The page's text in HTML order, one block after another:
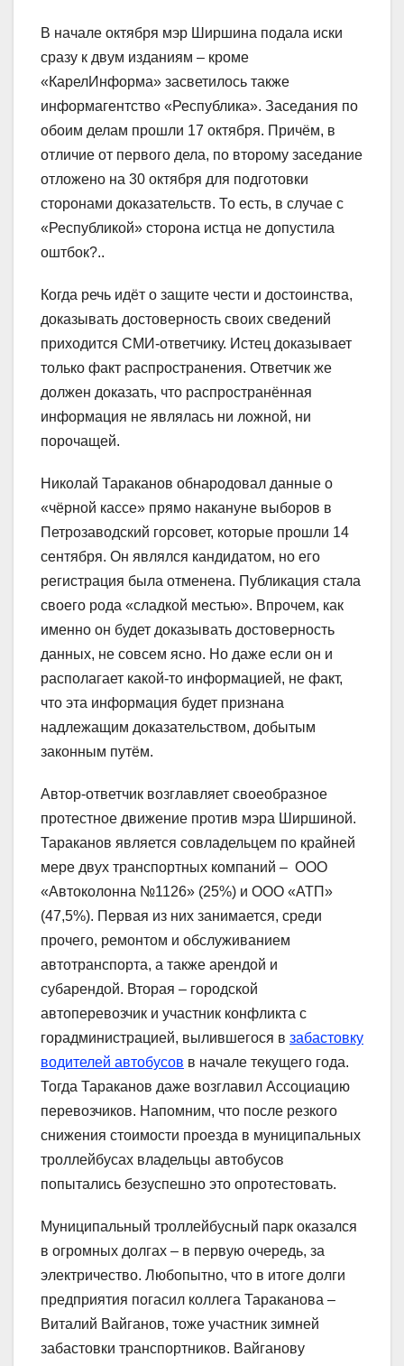
В начале октября мэр Ширшина подала иски
сразу к двум изданиям – кроме
«КарелИнформа» засветилось также
информагентство «Республика». Заседания по
обоим делам прошли 17 октября. Причём, в
отличие от первого дела, по второму заседание
отложено на 30 октября для подготовки
сторонами доказательств. То есть, в случае с
«Республикой» сторона истца не допустила
оштбок?..
Когда речь идёт о защите чести и достоинства,
доказывать достоверность своих сведений
приходится СМИ-ответчику. Истец доказывает
только факт распространения. Ответчик же
должен доказать, что распространённая
информация не являлась ни ложной, ни
порочащей.
Николай Тараканов обнародовал данные о
«чёрной кассе» прямо накануне выборов в
Петрозаводский горсовет, которые прошли 14
сентября. Он являлся кандидатом, но его
регистрация была отменена. Публикация стала
своего рода «сладкой местью». Впрочем, как
именно он будет доказывать достоверность
данных, не совсем ясно. Но даже если он и
располагает какой-то информацией, не факт,
что эта информация будет признана
надлежащим доказательством, добытым
законным путём.
Автор-ответчик возглавляет своеобразное
протестное движение против мэра Ширшиной.
Тараканов является совладельцем по крайней
мере двух транспортных компаний – ООО
«Автоколонна №1126» (25%) и ООО «АТП»
(47,5%). Первая из них занимается, среди
прочего, ремонтом и обслуживанием
автотранспорта, а также арендой и
субарендой. Вторая – городской
автоперевозчик и участник конфликта с
горадминистрацией, вылившегося в забастовку
водителей автобусов в начале текущего года.
Тогда Тараканов даже возглавил Ассоциацию
перевозчиков. Напомним, что после резкого
снижения стоимости проезда в муниципальных
троллейбусах владельцы автобусов
попытались безуспешно это опротестовать.
Муниципальный троллейбусный парк оказался
в огромных долгах – в первую очередь, за
электричество. Любопытно, что в итоге долги
предприятия погасил коллега Тараканова –
Виталий Вайганов, тоже участник зимней
забастовки транспортников. Вайганову